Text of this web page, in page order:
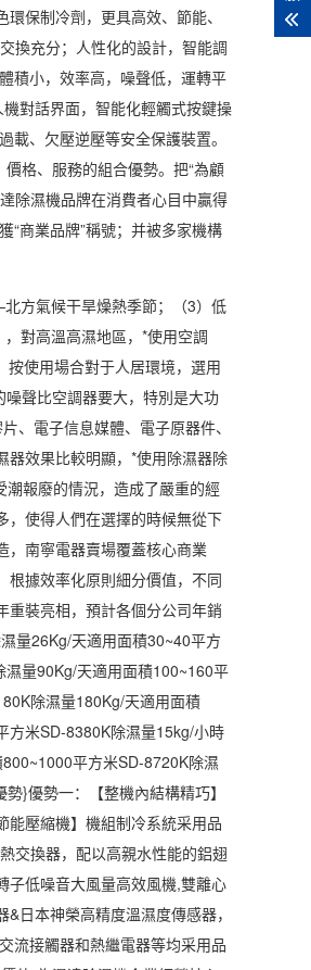
保制冷劑，更具高效、節能、
換充分；人性化的設計，智能調
積小，效率高，噪聲低，運轉平
對話界面，智能化輕觸式按鍵操
、欠壓逆壓等安全保護裝置。
格、服務的組合優勢。把“為顧
除濕機品牌在消費者心目中贏得
“商業品牌”稱號；并被多家機構
方氣候干旱燥熱季節；（3）低
對高溫高濕地區，*使用空調
按使用場合對于人居環境，選用
聲比空調器要大，特別是大功
、電子信息媒體、電子原器件、
器效果比較明顯，*使用除濕器除
報廢的情況，造成了嚴重的經
，使得人們在選擇的時候無從下
，南寧電器賣場覆蓋核心商業
根據效率化原則細分價值，不同
重裝亮相，預計各個分公司年銷
量26Kg/天適用面積30~40平方
量90Kg/天適用面積100~160平
除濕量180Kg/天適用面積
方米SD-8380K除濕量15kg/小時
平方米SD-8720K除濕
}優勢一：【整機內結構精巧】
能壓縮機】機組制冷系統采用品
交換器，配以高親水性能的鋁翅
子低噪音大風量高效風機,雙離心
日本神榮高精度溫濕度傳感器，
流接觸器和熱繼電器等均采用品